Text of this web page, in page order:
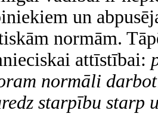
un
normām.
attīstībai:
normāli
starpību starp